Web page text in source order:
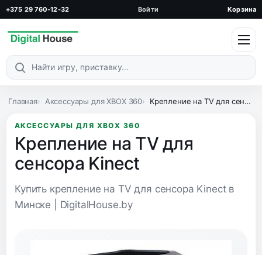
+375 29 760-12-32 Войти Корзина
Поиск по каталогу
Главная Аксессуары для XBOX 360 Крепление на TV для сенсора Kinect
АКСЕССУАРЫ ДЛЯ XBOX 360
Крепление на TV для
сенсора Kinect
Купить крепление на TV для сенсора Kinect в
Минске | DigitalHouse.by